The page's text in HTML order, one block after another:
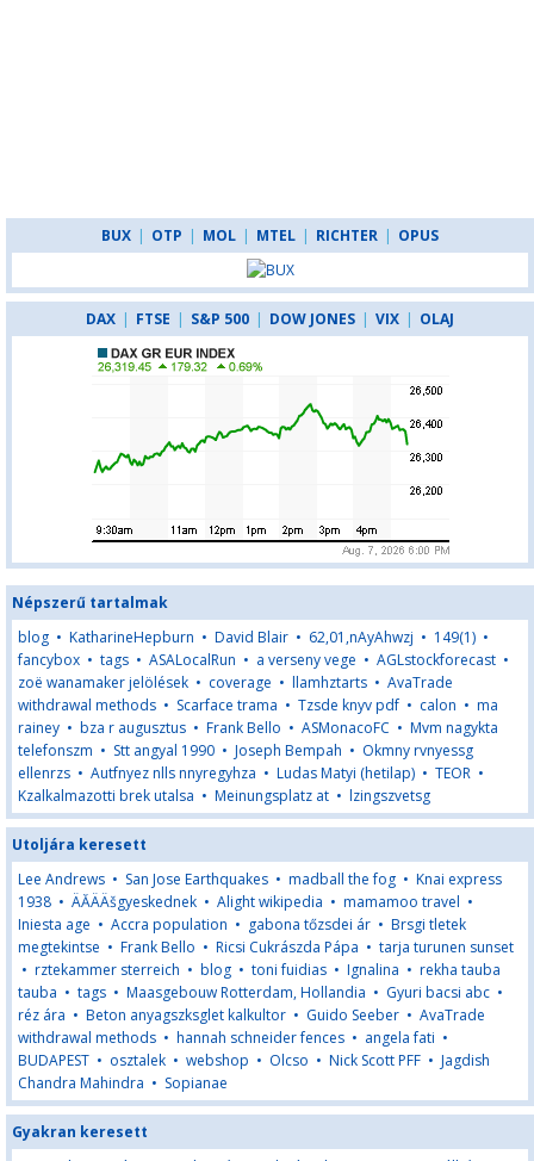
BUX | OTP | MOL | MTEL | RICHTER | OPUS
DAX | FTSE | S&P 500 | DOW JONES | VIX | OLAJ
Népszerű tartalmak
blog • KatharineHepburn • David Blair • 62,01,nAyAhwzj • 149(1) •
fancybox • tags • ASALocalRun • a verseny vege • AGLstockforecast •
zoë wanamaker jelölések • coverage • llamhztarts • AvaTrade
withdrawal methods • Scarface trama • Tzsde knyv pdf • calon • ma
rainey • bza r augusztus • Frank Bello • ASMonacoFC • Mvm nagykta
telefonszm • Stt angyal 1990 • Joseph Bempah • Okmny rvnyessg
ellenrzs • Autfnyez nlls nnyregyhza • Ludas Matyi (hetilap) • TEOR •
Kzalkalmazotti brek utalsa • Meinungsplatz at • lzingszvetsg
Utoljára keresett
Lee Andrews • San Jose Earthquakes • madball the fog • Knai express
1938 • ÄĂÄÄšgyeskednek • Alight wikipedia • mamamoo travel •
Iniesta age • Accra population • gabona tőzsdei ár • Brsgi tletek
megtekintse • Frank Bello • Ricsi Cukrászda Pápa • tarja turunen sunset
• rztekammer sterreich • blog • toni fuidias • Ignalina • rekha tauba
tauba • tags • Maasgebouw Rotterdam, Hollandia • Gyuri bacsi abc •
réz ára • Beton anyagszksglet kalkultor • Guido Seeber • AvaTrade
withdrawal methods • hannah schneider fences • angela fati •
BUDAPEST • osztalek • webshop • Olcso • Nick Scott PFF • Jagdish
Chandra Mahindra • Sopianae
Gyakran keresett